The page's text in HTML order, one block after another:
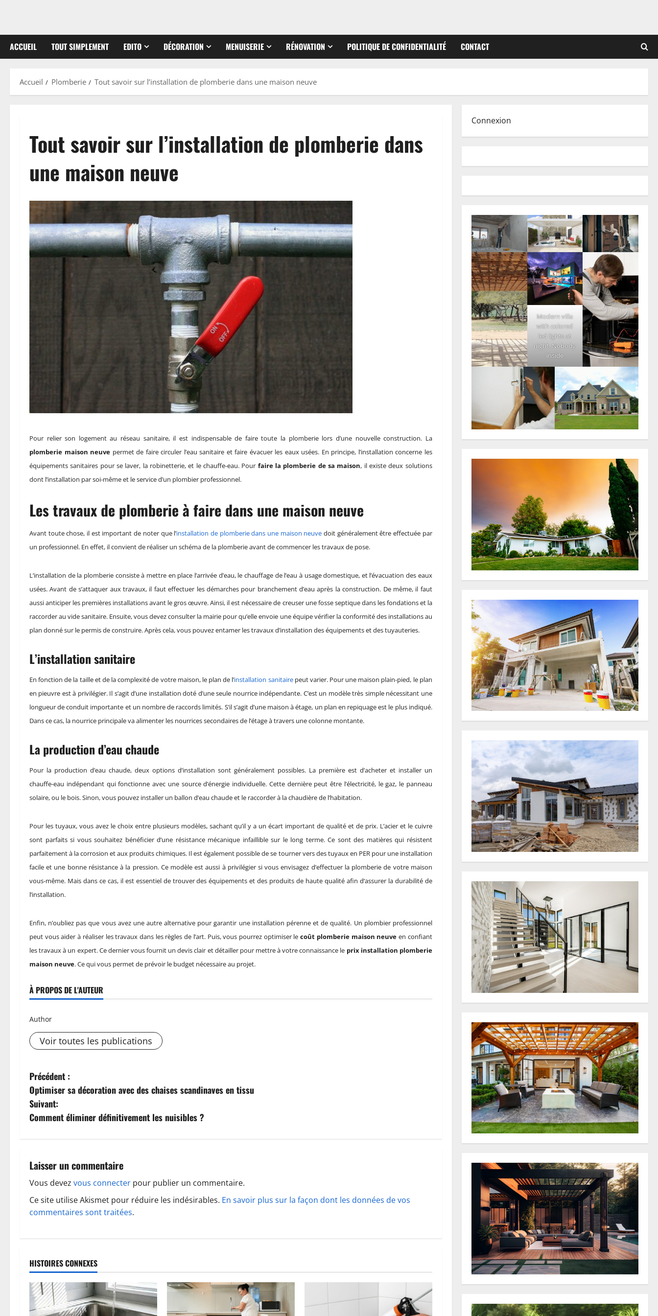
ACCUEIL TOUT SIMPLEMENT EDITO DÉCORATION MENUISERIE RÉNOVATION POLITIQUE DE CONFIDENTIALITÉ CONTACT
Accueil Plomberie Tout savoir sur l’installation de plomberie dans une maison neuve
Tout savoir sur l’installation de plomberie dans
une maison neuve
Pour relier son logement au réseau sanitaire, il est indispensable de faire toute la plomberie lors d’une nouvelle construction. La
plomberie maison neuve permet de faire circuler l’eau sanitaire et faire évacuer les eaux usées. En principe, l’installation concerne les
équipements sanitaires pour se laver, la robinetterie, et le chauffe-eau. Pour faire la plomberie de sa maison, il existe deux solutions
dont l’installation par soi-même et le service d’un plombier professionnel.
Les travaux de plomberie à faire dans une maison neuve
Avant toute chose, il est important de noter que l’installation de plomberie dans une maison neuve doit généralement être effectuée par
un professionnel. En effet, il convient de réaliser un schéma de la plomberie avant de commencer les travaux de pose.
L’installation de la plomberie consiste à mettre en place l’arrivée d’eau, le chauffage de l’eau à usage domestique, et l’évacuation des eaux
usées. Avant de s’attaquer aux travaux, il faut effectuer les démarches pour branchement d’eau après la construction. De même, il faut
aussi anticiper les premières installations avant le gros œuvre. Ainsi, il est nécessaire de creuser une fosse septique dans les fondations et la
raccorder au vide sanitaire. Ensuite, vous devez consulter la mairie pour qu’elle envoie une équipe vérifier la conformité des installations au
plan donné sur le permis de construire. Après cela, vous pouvez entamer les travaux d’installation des équipements et des tuyauteries.
L’installation sanitaire
En fonction de la taille et de la complexité de votre maison, le plan de l’installation sanitairepeut varier. Pour une maison plain-pied, le plan
en pieuvre est à privilégier. Il s’agit d’une installation doté d’une seule nourrice indépendante. C’est un modèle très simple nécessitant une
longueur de conduit importante et un nombre de raccords limités. S’il s’agit d’une maison à étage, un plan en repiquage est le plus indiqué.
Dans ce cas, la nourrice principale va alimenter les nourrices secondaires de l’étage à travers une colonne montante.
La production d’eau chaude
Pour la production d’eau chaude, deux options d’installation sont généralement possibles. La première est d’acheter et installer un
chauffe-eau indépendant qui fonctionne avec une source d’énergie individuelle. Cette dernière peut être l’électricité, le gaz, le panneau
solaire, ou le bois. Sinon, vous pouvez installer un ballon d’eau chaude et le raccorder à la chaudière de l’habitation.
Pour les tuyaux, vous avez le choix entre plusieurs modèles, sachant qu’il y a un écart important de qualité et de prix. L’acier et le cuivre
sont parfaits si vous souhaitez bénéficier d’une résistance mécanique infaillible sur le long terme. Ce sont des matières qui résistent
parfaitement à la corrosion et aux produits chimiques. Il est également possible de se tourner vers des tuyaux en PER pour une installation
facile et une bonne résistance à la pression. Ce modèle est aussi à privilégier si vous envisagez d’effectuer la plomberie de votre maison
vous-même. Mais dans ce cas, il est essentiel de trouver des équipements et des produits de haute qualité afin d‘assurer la durabilité de
l’installation.
Enfin, n’oubliez pas que vous avez une autre alternative pour garantir une installation pérenne et de qualité. Un plombier professionnel
peut vous aider à réaliser les travaux dans les règles de l’art. Puis, vous pourrez optimiser lecoût plomberie maison neuve en confiant
les travaux à un expert. Ce dernier vous fournit un devis clair et détailler pour mettre à votre connaissance le prix installation plomberie
maison neuve. Ce qui vous permet de prévoir le budget nécessaire au projet.
À PROPOS DE L'AUTEUR
Author
Voir toutes les publications
N
a
v
g
a
t
i
n
d
’
Précédent :
Optimiser sa décoration avec des chaises scandinaves en tissu
Suivant:
Comment éliminer définitivement les nuisibles ?
Laisser un commentaire
Vous devez vous connecter pour publier un commentaire.
Ce site utilise Akismet pour réduire les indésirables. En savoir plus sur la façon dont les données de vos
commentaires sont traitées.
HISTOIRES CONNEXES
Connexion
Modern villa
with colored
led lights at
night. Nobody
inside